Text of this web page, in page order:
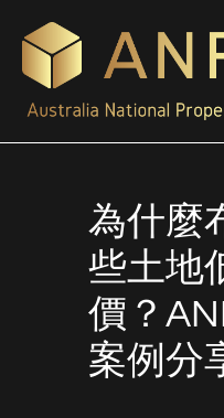
為什麼
些土地
價？
案例分